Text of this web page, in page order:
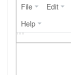
File Edit
Help